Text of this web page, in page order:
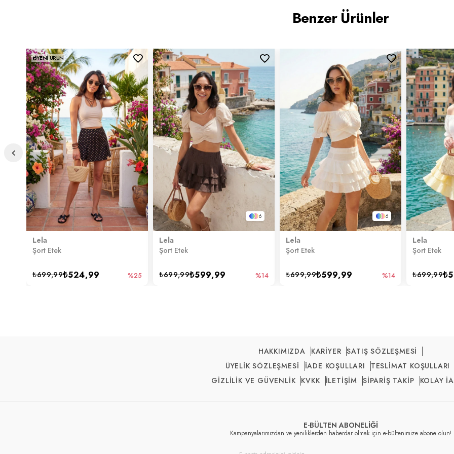
Benzer Ürünler
Lela
Şort Etek
₺524,99
₺699,99 %25
YENI ÜRÜN
6
Lela
Şort Etek
₺599,99
₺699,99 %14
6
Lela
Şort Etek
₺599,99
₺699,99 %14
Lela
Şort Etek
₺699,99
HAKKIMIZDA KARİYER SATIŞ SÖZLEŞMESİ
ÜYELİK SÖZLEŞMESİ
İADE KOŞULLARI
TESLİMAT KOŞULLARI
GİZLİLİK VE GÜVENLİK KVKK İLETİŞİM SİPARİŞ TAKİP KOLAY
E-BÜLTEN ABONELİĞİ
Kampanyalarımızdan ve yeniliklerden haberdar olmak için e-bültenimize abone olun!